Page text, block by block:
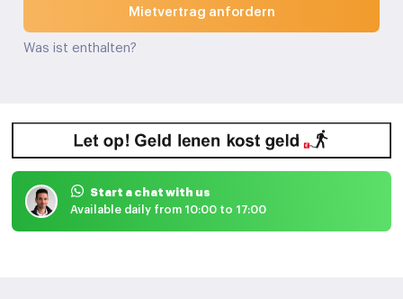
Mietvertrag anfordern
Was ist enthalten?
Start a chat with us
Available daily from 10:00 to 17:00